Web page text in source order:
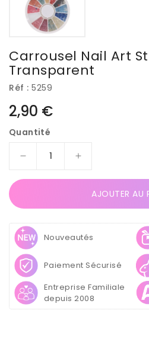
Carrousel Nail Art
Transparent
Réf : 5259
Prix
habituel
2,90 €
Quantité
Réduire
Carrousel
Nail
Art
Strass
Crystaux
Transparent
Augmenter
Carrousel
Nail
Art
Crystaux
AJOUTER AU
Nouveautés
Paiement Sécurisé
Entreprise Familiale
depuis 2008